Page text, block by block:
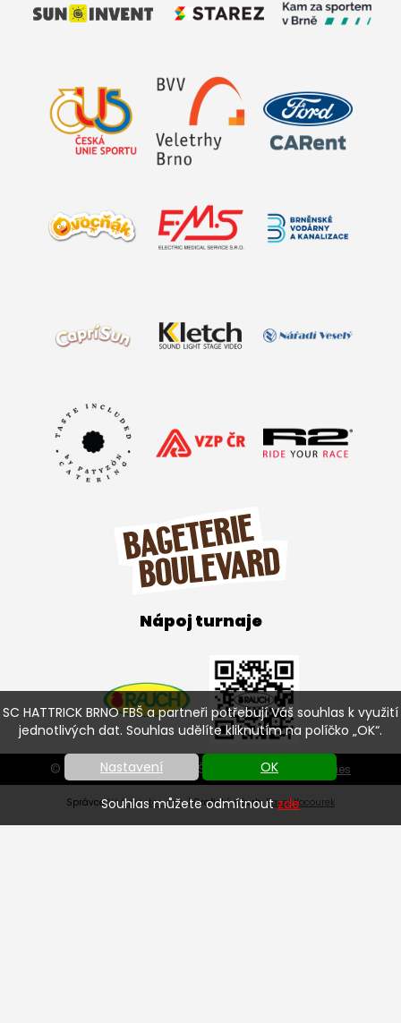
SC HATTRICK BRNO FBŠ a partneři potřebují Váš souhlas k využití
jednotlivých dat. Souhlas udělíte kliknutím na políčko „OK“.
Nastavení OK
Souhlas můžete odmítnoutzde
Nápoj turnaje
© SC HATTRICK BRNO FBŠ 2026 | Nastavení cookies
SprávceVáš prostor, s.r.o.| Grafický návrh: Pavel Kocourek